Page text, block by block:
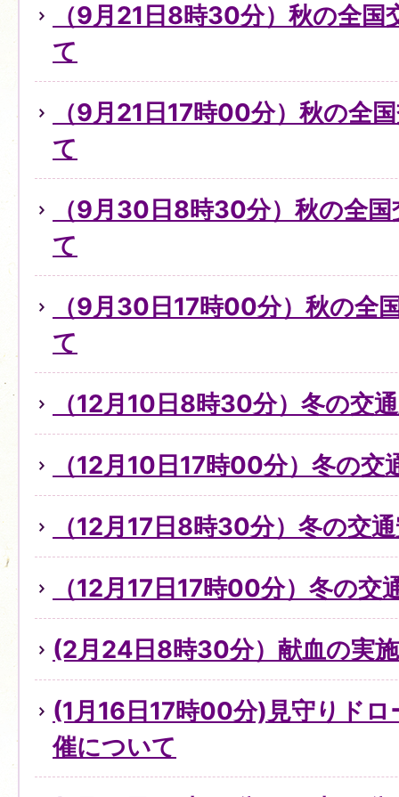
（9月21日8時30分）秋の全国
て
（9月21日17時00分）秋の全
て
（9月30日8時30分）秋の全
て
（9月30日17時00分）秋の全
て
（12月10日8時30分）冬の交
（12月10日17時00分）冬の
（12月17日8時30分）冬の交
（12月17日17時00分）冬の交
(2月24日8時30分）献血の実
(1月16日17時00分)見守りドロ
催について